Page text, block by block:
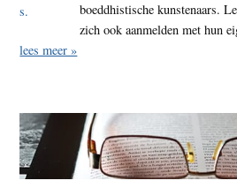
boeddhistische kunstenaars.
zich ook aanmelden met hun
lees meer »